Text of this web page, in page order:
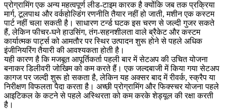
प्रोग्रामिंग एक अन्य महत्वपूर्ण लीड-टाइम कारक है क्योंकि जब तक प्रक्रिया
मार्ग, टूलपाथ और वर्कहोल्डिंग रणनीति तैयार नहीं हो जाती, मशीन एक कस्टम
पार्ट नहीं चला सकती है। साधारण टर्न्ड घटक इस चरण से जल्दी गुजर सकते
हैं, लेकिन फीचर-घने हाउसिंग, तंग-सहनशीलता वाले ब्रैकेट और कस्टम
कार्यात्मक पार्ट्स को आमतौर पर स्थिर उत्पादन शुरू होने से पहले अधिक
इंजीनियरिंग तैयारी की आवश्यकता होती है।
यही कारण है कि मजबूत आपूर्तिकर्ता पहली बार में सेटअप की उचित योजना
बनाकर डिलीवरी जोखिम को कम करते हैं। एक जल्दबाजी में किया गया सेटअप
कागज पर जल्दी शुरू हो सकता है, लेकिन यह अक्सर बाद में रीवर्क, स्क्रैप या
निरीक्षण विफलता पैदा करता है। अच्छी प्रोग्रामिंग और फिक्स्चर योजना पहले
आइटिकल के कटने से पहले अस्थिरता को कम करके शेड्यूल की रक्षा करती
है।